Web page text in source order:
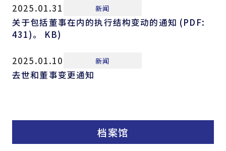
2025.01.31 新闻
关于包括董事在内的执行结构变动的通知 (PDF:
431)。 KB)
2025.01.10 新闻
去世和董事变更通知
档案馆